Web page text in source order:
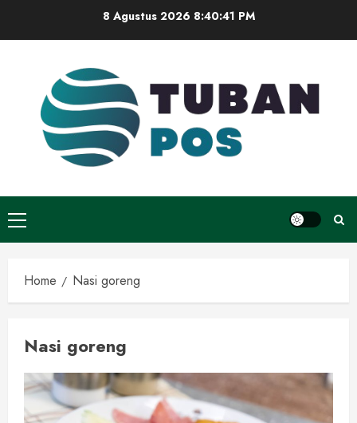
8 Agustus 2026 8:40:41 PM
Primary
Menu
Home Nasi goreng
Nasi goreng